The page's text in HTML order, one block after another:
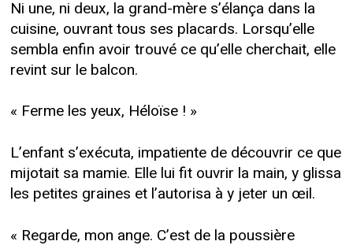
Ni une, ni deux, la grand-mère s’élança dans la
cuisine, ouvrant tous ses placards. Lorsqu’elle
sembla enfin avoir trouvé ce qu’elle cherchait, elle
revint sur le balcon.
« Ferme les yeux, Héloïse ! »
L’enfant s’exécuta, impatiente de découvrir ce que
mijotait sa mamie. Elle lui fit ouvrir la main, y glissa
les petites graines et l’autorisa à y jeter un œil.
« Regarde, mon ange. C’est de la poussière